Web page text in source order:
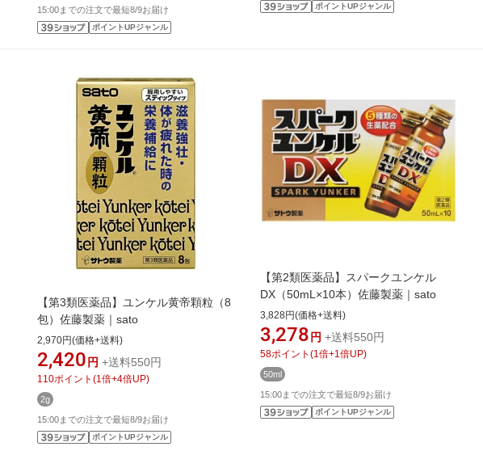
15:00までの注文で最短8/9お届け
ポイントUPジャンル
ポイントUPジャンル
【第3類医薬品】ユンケル黄帝顆粒（8
包）佐藤製薬｜sato
2,970円(価格+送料)
2,420 円 +送料550円
110ポイント (1 倍+4倍UP)
2g
15:00までの注文で最短8/9お届け
ポイントUPジャンル
【第2類医薬品】スパークユンケル
DX（50mL×10本）佐藤製薬｜sato
3,828円(価格+送料)
3,278 円 +送料550円
58ポイント (1 倍+1 倍UP)
50ml
15:00までの注文で最短8/9お届け
ポイントUPジャンル